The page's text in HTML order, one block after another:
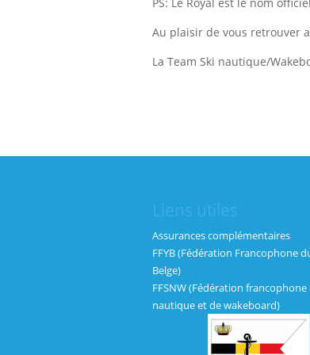
Au plaisir de vous retrouver
La Team Ski nautique/
Liens utiles
Assurances complémentaires
FFYB (Fédération Francophone
Belge)
FFSNW (Fédération francophone
nautique et de wakeboard)